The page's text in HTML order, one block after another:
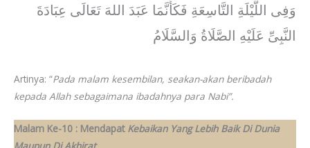
وَفِى اللَّيْلَةِ التَّاسِعَةِ فَكَأَنَّمَا عَبَدَ اللهَ تَعَالَى عِبَادَةَ
النَّبِىِّ عَلَيْهِ الصَّلَاةُ وَالسَّلَامُ
Artinya: “Pada malam kesembilan, seakan-akan beribadah
kepada Allah sebagaimana ibadahnya para Nabi”.
Malam Ke-10 : Mendapat Kebaikan Yang Lebih Baik Di Dunia